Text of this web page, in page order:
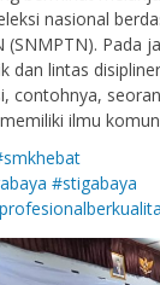
nasional
(SNMPTN). Pada
dan lintas
contohnya,
ilmu
#stigabaya